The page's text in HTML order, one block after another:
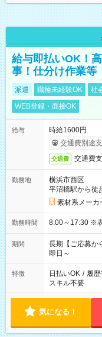
給与即払いOK！
事！仕分け作業等
派遣 職種未経験OK 社
WEB登録・面接OK
給与
時給1600円
交通費別途
交通費 交通費
勤務地
横浜市西区
平沼橋駅から徒
素材系メーカ
勤務時間 8:00
期間
長期【ご応募か
即日～
特徴 日払いOK / 履
スキル不要
気になる！